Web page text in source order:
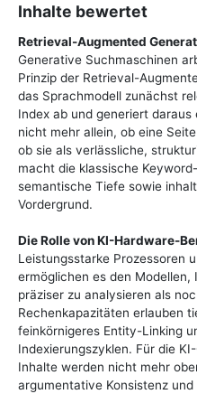
Inhalte bewertet
Retrieval-Augmented
Generative Suchmaschinen
Prinzip der Retrieval-
das Sprachmodell zunächst
Index ab und generiert
nicht mehr allein, ob eine
ob sie als verlässliche,
macht die klassische
semantische Tiefe sowie
Vordergrund.
Die Rolle von KI-Hardware-
Leistungsstarke Prozessoren
ermöglichen es den
präziser zu analysieren als
Rechenkapazitäten erlauben
feinkörnigeres Entity-Linking
Indexierungszyklen. Für die
Inhalte werden nicht mehr
argumentative Konsistenz